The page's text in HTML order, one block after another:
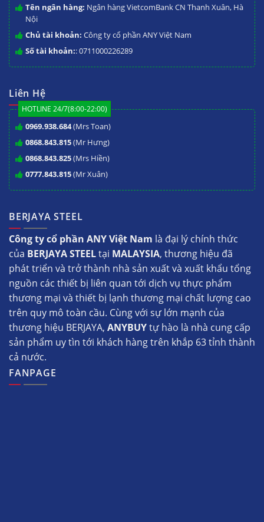
Tên ngân hàng: Ngân hàng VietcomBank CN Thanh Xuân, Hà
Nội
Chủ tài khoản: Công ty cổ phần ANY Việt Nam
Số tài khoản:: 0711000226289
Liên Hệ
HOTLINE 24/7(8:00-22:00)
0969.938.684(Mrs Toan)
0868.843.815(Mr Hưng)
0868.843.825(Mrs Hiền)
0777.843.815(Mr Xuân)
BERJAYA STEEL
Công ty cổ phần ANY Việt Nam là đại lý chính thức
của BERJAYA STEELtại MALAYSIA, thương hiệu đã
phát triển và trở thành nhà sản xuất và xuất khẩu tổng
nguồn các thiết bị liên quan tới dịch vụ thực phẩm
thương mại và thiết bị lạnh thương mại chất lượng cao
trên quy mô toàn cầu. Cùng với sự lớn mạnh của
thương hiệu BERJAYA, ANYBUYtự hào là nhà cung cấp
sản phẩm uy tìn tới khách hàng trên khắp 63 tỉnh thành
cả nước.
FANPAGE